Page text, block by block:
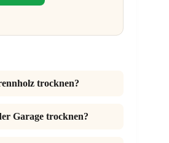
trocknen?
Garage trocknen?